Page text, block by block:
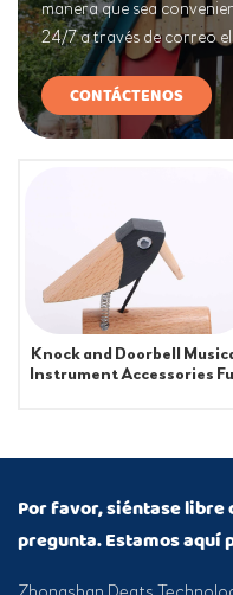
manera que sea
24/7 a través de correo
CONTÁCTENOS
Knock and Doorbell
Instrument Accessories
Por favor, siéntase
pregunta. Estamos aquí